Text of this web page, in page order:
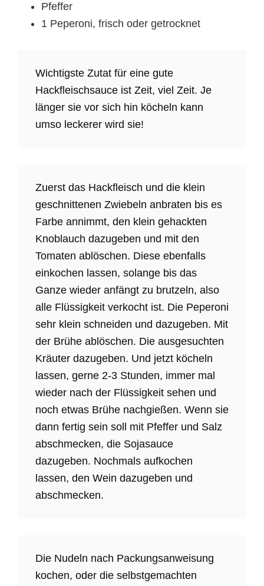
Pfeffer
1 Peperoni, frisch oder getrocknet
Wichtigste Zutat für eine gute
Hackfleischsauce ist Zeit, viel Zeit. Je
länger sie vor sich hin köcheln kann
umso leckerer wird sie!
Zuerst das Hackfleisch und die klein
geschnittenen Zwiebeln anbraten bis es
Farbe annimmt, den klein gehackten
Knoblauch dazugeben und mit den
Tomaten ablöschen. Diese ebenfalls
einkochen lassen, solange bis das
Ganze wieder anfängt zu brutzeln, also
alle Flüssigkeit verkocht ist. Die Peperoni
sehr klein schneiden und dazugeben. Mit
der Brühe ablöschen. Die ausgesuchten
Kräuter dazugeben. Und jetzt köcheln
lassen, gerne 2-3 Stunden, immer mal
wieder nach der Flüssigkeit sehen und
noch etwas Brühe nachgießen. Wenn sie
dann fertig sein soll mit Pfeffer und Salz
abschmecken, die Sojasauce
dazugeben. Nochmals aufkochen
lassen, den Wein dazugeben und
abschmecken.
Die Nudeln nach Packungsanweisung
kochen, oder die selbstgemachten